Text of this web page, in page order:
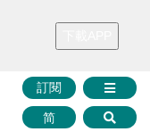
財華證券 媒體矩陣
訂閱
简